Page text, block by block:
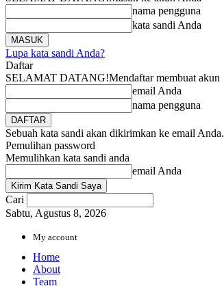
nama pengguna
kata sandi Anda
Lupa kata sandi Anda?
Daftar
SELAMAT DATANG!Mendaftar membuat akun
email Anda
nama pengguna
Sebuah kata sandi akan dikirimkan ke email Anda.
Pemulihan password
Memulihkan kata sandi anda
email Anda
Cari
Sabtu, Agustus 8, 2026
My account
Home
About
Team